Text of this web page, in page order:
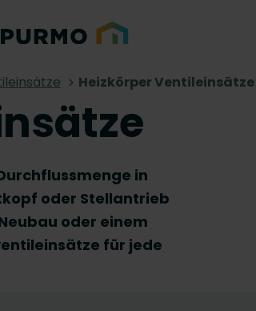
Heizkörper Ventileinsätze
in
oder Stellantrieb
oder einem
für jede